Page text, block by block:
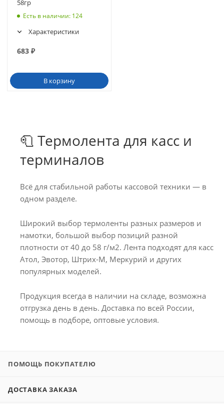
58гр
Есть в наличии: 124
Характеристики
683 ₽
В корзину
🧻 Термолента для касс и
терминалов
Всё для стабильной работы кассовой техники — в
одном разделе.
Широкий выбор термоленты разных размеров и
намотки, большой выбор позиций разной
плотности от 40 до 58 г/м2. Лента подходят для касс
Атол, Эвотор, Штрих-М, Меркурий и других
популярных моделей.
Продукция всегда в наличии на складе, возможна
отгрузка день в день. Доставка по всей России,
помощь в подборе, оптовые условия.
ПОМОЩЬ ПОКУПАТЕЛЮ
ДОСТАВКА ЗАКАЗА